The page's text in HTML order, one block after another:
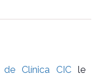
de Clínica CIC le